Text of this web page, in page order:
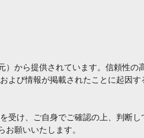
から提供されています。信頼性の
び情報が掲載されたことに起因
け、ご自身でご確認の上、判断し
お願いいたします。